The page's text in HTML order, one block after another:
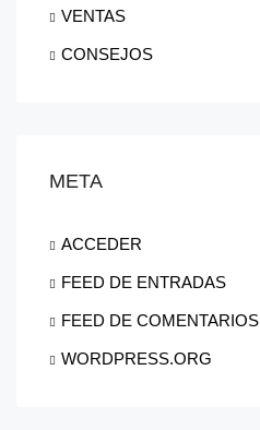
VENTAS
CONSEJOS
META
ACCEDER
FEED DE ENTRADAS
FEED DE COMENTARIOS
WORDPRESS.ORG